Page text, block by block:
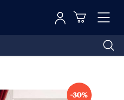
Toggle
Logg inn
-30%